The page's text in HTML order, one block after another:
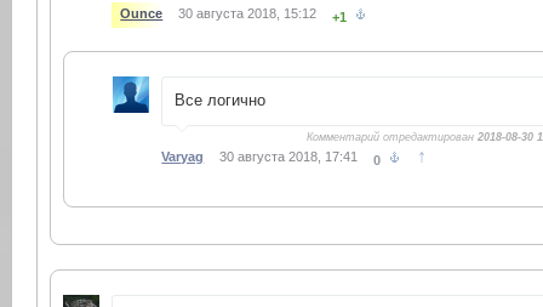
Ounce 30 августа 2018, 15:12 +1
Все логично
Комментарий отредактирован2018-08-30
Varyag 30 августа 2018, 17:41 0 ↑